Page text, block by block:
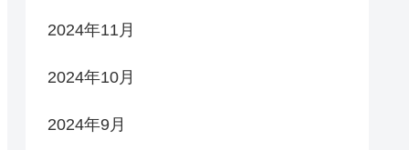
2024年11月
2024年10月
2024年9月